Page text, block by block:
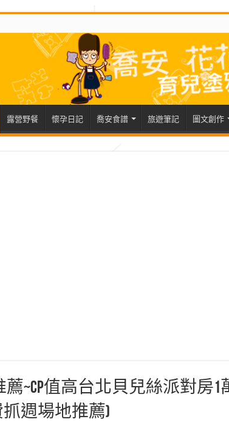
露營野餐 懷孕日記 喬安食譜 旅遊筆記 圖文創作
~CP值高台北貝兒絲派對房1
抓週場地推薦)